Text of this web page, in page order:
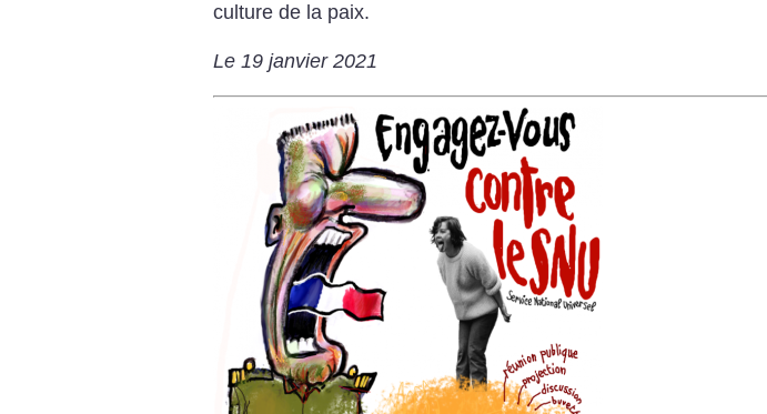
culture de la paix.
Le 19 janvier 2021